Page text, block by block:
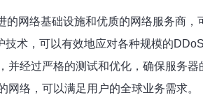
的网络基础设施和优质的网络服务商，
术，可以有效地应对各种规模的
并经过严格的测试和优化，确保服务器
网络，可以满足用户的全球业务需求。